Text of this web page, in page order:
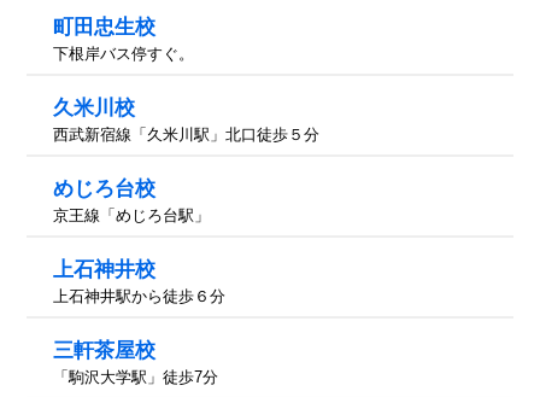
町田忠生校
下根岸バス停すぐ。
久米川校
西武新宿線「久米川駅」北口徒歩５分
めじろ台校
京王線「めじろ台駅」
上石神井校
上石神井駅から徒歩６分
三軒茶屋校
「駒沢大学駅」徒歩7分